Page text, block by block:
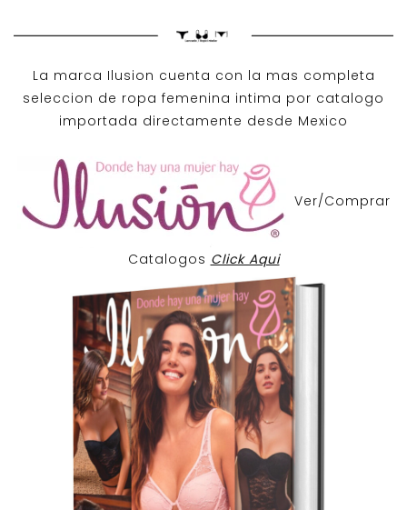
La marca Ilusion cuenta con la mas completa
seleccion de ropa femenina intima por catalogo
importada directamente desde Mexico
Ver/Comprar
Catalogos Click Aqui